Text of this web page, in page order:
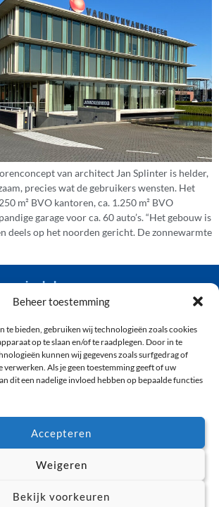
Beheer toestemming
te bieden, gebruiken wij technologieën zoals cookies
op te slaan en/of te raadplegen. Door in te
kunnen wij gegevens zoals surfgedrag of
verwerken. Als je geen toestemming geeft of uw
dit een nadelige invloed hebben op bepaalde functies
Accepteren
Weigeren
Bekijk voorkeuren
van architect Jan Splinter is helder,
precies wat de gebruikers wensten. Het
m² BVO kantoren, ca. 1.250 m² BVO
garage voor ca. 60 auto’s. “Het gebouw is
deels op het noorden gericht. De zonnewarmte
wiel bouw
92 04
50, 2201 CZ Noordwijk
OVER ONS
PRIVACY
DISCLAIMER